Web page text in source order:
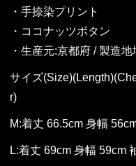
・手捺染プリント
・ココナッツボタン
・生産元:京都府 / 製造
サイズ
r)
M:着丈 66.5cm 身幅
L:着丈 69cm 身幅 59cm